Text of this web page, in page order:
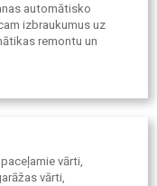
automātisko
izbraukumus uz
remontu un
vārti,
vārti,